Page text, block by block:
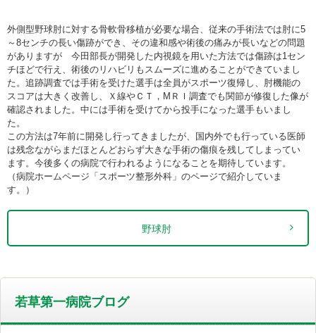
外側型野球肘に対する骨軟骨移植が必要な場合、従来の手術法では肘に5
～8センチの長い傷跡ができ、その違和感や術後の痛みが長いなどの問題
がありますが 今田部長が開発した内視鏡を用いた方法では傷跡は1セン
チほどで行え、術後のリハビリもスムーズに進めることができていまし
た。追跡調査では手術を受けた選手は全員がスポーツ復帰し、肘機能の
スコアは大きく改善し、Ｘ線やＣＴ，MＲＩ調査でも関節が修復した像が
確認されました。中には手術を受けてから投手になった選手もいまし
た。
この方法は7年前に開発し行ってきましたが、国内外でも行っている医師
は残念ながらまだほとんどおらず大きな手術の傷痕を残してしまってい
ます。今後多くの病院で行われるようになることを期待しています。
（病院ホームページ「スポーツ整形外科」のページで紹介していま
す。）
野球肘
若草第一病院ブログ